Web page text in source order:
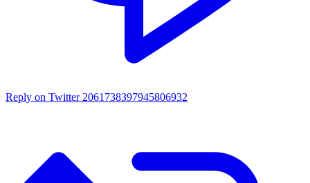
Reply on Twitter 2061738397945806932